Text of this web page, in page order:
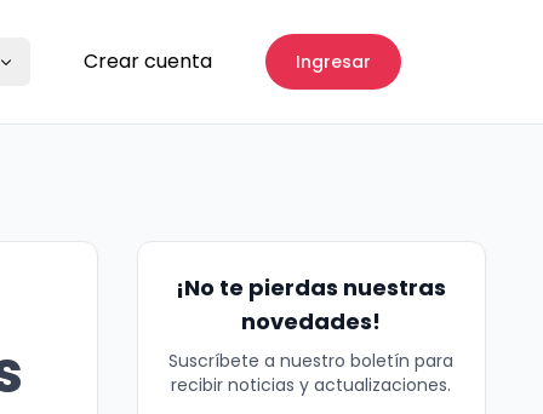
Crear cuenta Ingresar
¡No te pierdas nuestras
novedades!
Suscríbete a nuestro boletín para
recibir noticias y actualizaciones.